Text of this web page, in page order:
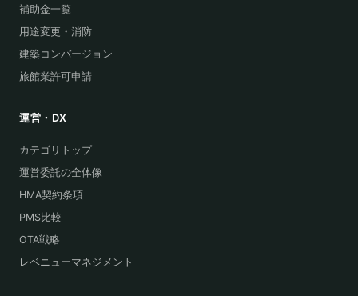
補助金一覧
用途変更・消防
建築コンバージョン
旅館業許可申請
運営・DX
カテゴリトップ
運営委託の全体像
HMA契約条項
PMS比較
OTA戦略
レベニューマネジメント